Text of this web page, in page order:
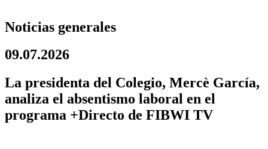
Noticias generales
09.07.2026
La presidenta del Colegio, Mercè García,
analiza el absentismo laboral en el
programa +Directo de FIBWI TV